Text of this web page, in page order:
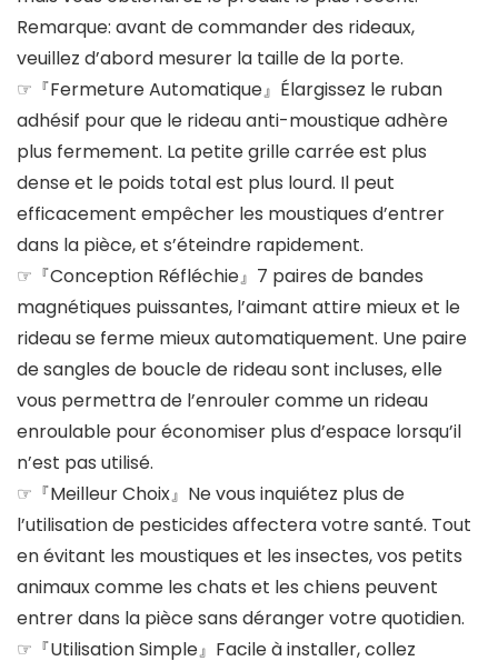
Remarque: avant de commander des rideaux,
veuillez d’abord mesurer la taille de la porte.
☞『Fermeture Automatique』Élargissez le ruban
adhésif pour que le rideau anti-moustique adhère
plus fermement. La petite grille carrée est plus
dense et le poids total est plus lourd. Il peut
efficacement empêcher les moustiques d’entrer
dans la pièce, et s’éteindre rapidement.
☞『Conception Réfléchie』7 paires de bandes
magnétiques puissantes, l’aimant attire mieux et le
rideau se ferme mieux automatiquement. Une paire
de sangles de boucle de rideau sont incluses, elle
vous permettra de l’enrouler comme un rideau
enroulable pour économiser plus d’espace lorsqu’il
n’est pas utilisé.
☞『Meilleur Choix』Ne vous inquiétez plus de
l’utilisation de pesticides affectera votre santé. Tout
en évitant les moustiques et les insectes, vos petits
animaux comme les chats et les chiens peuvent
entrer dans la pièce sans déranger votre quotidien.
☞『Utilisation Simple』Facile à installer, collez